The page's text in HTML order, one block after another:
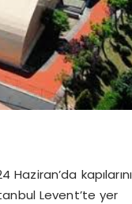
kapılarını
Levent’te yer